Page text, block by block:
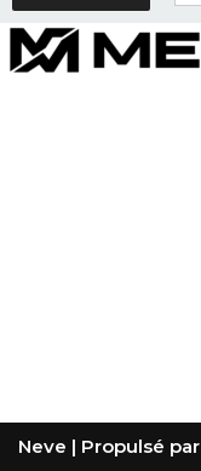
Neve | Propulsé par